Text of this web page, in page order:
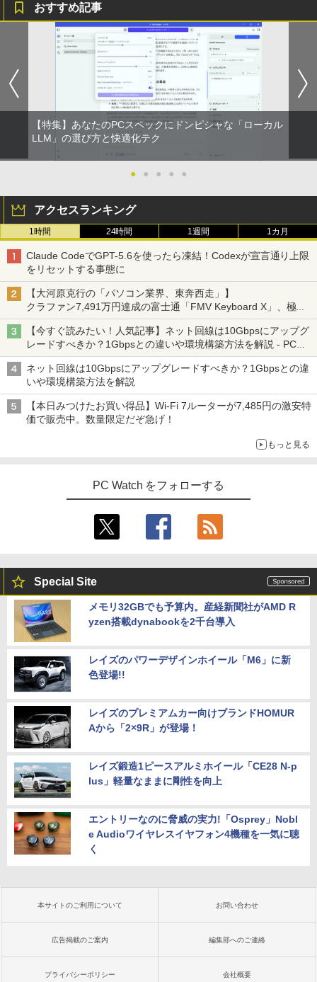
WORLD SEIKYO vol.8 [ 聖教新聞社 ]
￥300
学/WEB会議(ホワイト)
￥1,964
Xiaomi シャオミ REDMI Buds 8 Lite ワイヤ
レスイヤホン Bluetooth 5.4 ノイズキャンセ
リング ANC 36時間再生
￥3,480
On My Road (Stadium ver.)
￥250
￥998
by Amazon 炭酸水 ラベルレス 500ml ×24本
強炭酸水 ペットボトル 500ミリリットル (Sm
art Basic)
￥1,625
スーパーの裏でヤニ吸うふたり 9巻 (デジタル
版ビッグガンガンコミックス)
￥810
おすすめ記事
【特集】あなたのPCスペックにドンピシャな「ローカル
LLM」の選び方と快適化テク
● ● ● ● ●
アクセスランキング
1時間 24時間 1週間 1カ月
Claude CodeでGPT-5.6を使ったら凍結！Codexが宣言通り上限
をリセットする事態に
【大河原克行の「パソコン業界、東奔西走」】
クラファン7,491万円達成の富士通「FMV Keyboard X」、極限
の静音化を追求
【今すぐ読みたい！人気記事】ネット回線は10Gbpsにアップグ
レードすべきか？1Gbpsとの違いや環境構築方法を解説 - PC
Watch
ネット回線は10Gbpsにアップグレードすべきか？1Gbpsとの違
いや環境構築方法を解説
【本日みつけたお買い得品】Wi-Fi 7ルーターが7,485円の激安特
価で販売中。数量限定だぞ急げ！
もっと見る
PC Watch をフォローする
Special Site
メモリ32GBでも予算内。産経新聞社がAMD R
yzen搭載dynabookを2千台導入
レイズのパワーデザインホイール「M6」に新
色登場!!
レイズのプレミアムカー向けブランドHOMUR
Aから「2×9R」が登場！
レイズ鍛造1ピースアルミホイール「CE28 N-p
lus」軽量なままに剛性を向上
エントリーなのに脅威の実力!「Osprey」Nobl
e Audioワイヤレスイヤフォン4機種を一気に聴
く
本サイトのご利用について お問い合わせ
広告掲載のご案内 編集部へのご連絡
プライバシーポリシー 会社概要